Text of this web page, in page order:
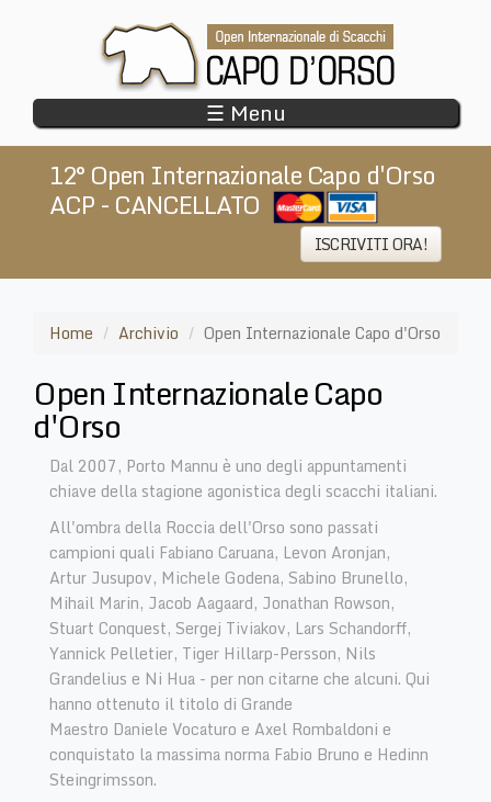
☰ Menu
12° Open Internazionale Capo d'Orso
ACP - CANCELLATO
ISCRIVITI ORA!
Home Archivio Open Internazionale Capo d'Orso
Open Internazionale Capo
d'Orso
Dal 2007, Porto Mannu è uno degli appuntamenti
chiave della stagione agonistica degli scacchi italiani.
All'ombra della Roccia dell'Orso sono passati
campioni quali Fabiano Caruana, Levon Aronjan,
Artur Jusupov, Michele Godena, Sabino Brunello,
Mihail Marin, Jacob Aagaard, Jonathan Rowson,
Stuart Conquest, Sergej Tiviakov, Lars Schandorff,
Yannick Pelletier, Tiger Hillarp-Persson, Nils
Grandelius e Ni Hua - per non citarne che alcuni. Qui
hanno ottenuto il titolo di Grande
Maestro Daniele Vocaturo e Axel Rombaldoni e
conquistato la massima norma Fabio Bruno e Hedinn
Steingrimsson.